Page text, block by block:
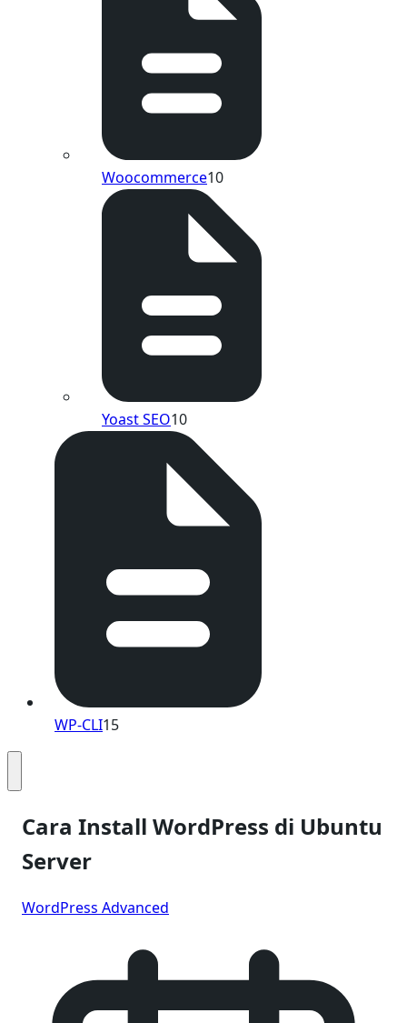
Woocommerce10
Yoast SEO10
WP-CLI15
Cara Install WordPress di Ubuntu
Server
WordPress Advanced